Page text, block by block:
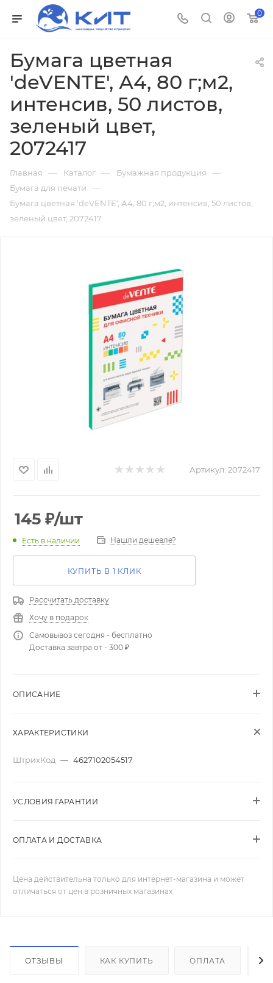
0
Бумага цветная
'deVENTE', А4, 80 г;м2,
интенсив, 50 листов,
зеленый цвет,
2072417
Главная — Каталог — Бумажная продукция —
Бумага для печати —
Бумага цветная 'deVENTE', А4, 80 г;м2, интенсив, 50 листов,
зеленый цвет, 2072417
Артикул: 2072417
145 ₽/шт
Есть в наличии Нашли дешевле?
КУПИТЬ В 1 КЛИК
Рассчитать доставку
Хочу в подарок
Самовывоз сегодня - бесплатно
Доставка завтра от - 300 ₽
ОПИСАНИЕ
ХАРАКТЕРИСТИКИ
ШтрихКод — 4627102054517
УСЛОВИЯ ГАРАНТИИ
ОПЛАТА И ДОСТАВКА
Цена действительна только для интернет-магазина и может
отличаться от цен в розничных магазинах
ОТЗЫВЫ КАК КУПИТЬ ОПЛАТА